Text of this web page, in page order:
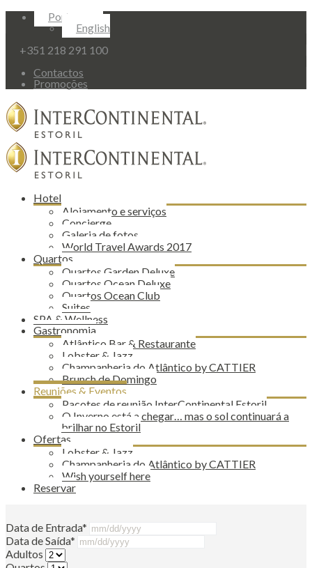
Portuguese
English
+351 218 291 100
Contactos
Promoções
Hotel
Alojamento e serviços
Concierge
Galeria de fotos
World Travel Awards 2017
Quartos
Quartos Garden Deluxe
Quartos Ocean Deluxe
Quartos Ocean Club
Suites
SPA & Wellness
Gastronomia
Atlântico Bar & Restaurante
Lobster & Jazz
Champanheria do Atlântico by CATTIER
Brunch de Domingo
Reuniões & Eventos
Pacotes de reunião InterContinental Estoril
O Inverno está a chegar… mas o sol continuará a
brilhar no Estoril
Ofertas
Lobster & Jazz
Champanheria do Atlântico by CATTIER
Wish yourself here
Reservar
Data de Entrada*
Data de Saída*
Adultos